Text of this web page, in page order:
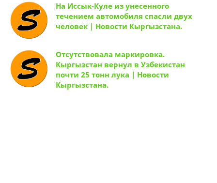
На Иссык-Куле из унесенного
течением автомобиля спасли двух
человек | Новости Кыргызстана.
Отсутствовала маркировка.
Кыргызстан вернул в Узбекистан
почти 25 тонн лука | Новости
Кыргызстана.